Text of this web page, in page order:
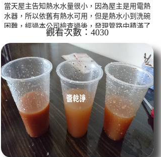
當天屋主告知熱水水量很小，因為屋主是用電熱
水器，所以依舊有熱水可用，但是熱水小到洗碗
困難，經過本公司檢查過後，發現管路中積滿了
鐵鏽，於是本公司架起 水管清洗機 ，開始 清洗水
管 ， 洗水管 的過程，水管冒出咖啡色的鐵鏽水，
屋主看到大呼誇張，熱水管路數幾次堵塞，本公
司使用特別清洗水管工法， 水管清洗 約二小時，
終於讓熱水管出水正常。 清洗水管 水管清洗 洗水
管 熱水管堵塞 熱水忽冷忽熱 ...
觀看次數：4030